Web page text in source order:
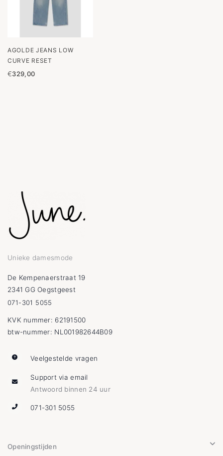
AGOLDE JEANS LOW
CURVE RESET
€329,00
Unieke damesmode
De Kempenaerstraat 19
2341 GG Oegstgeest
071-301 5055
KVK nummer: 62191500
btw-nummer: NL001982644B09
Veelgestelde vragen
Support via email
Antwoord binnen 24 uur
071-301 5055
Openingstijden